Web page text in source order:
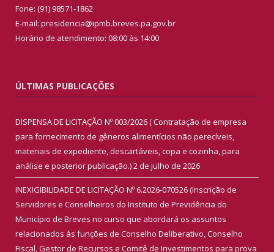
Fone: (91) 98571-1862
E-mail: presidencia@ipmb.breves.pa.gov.br
Horário de atendimento: 08:00 às 14:00
ÚLTIMAS PUBLICAÇÕES
DISPENSA DE LICITAÇÃO Nº 003/2026 ( Contratação de empresa
para fornecimento de gêneros alimentícios não perecíveis,
materiais de expediente, descartáveis, copa e cozinha, para
análise e posterior publicação.)2 de julho de 2026
INEXIGIBILIDADE DE LICITAÇÃO Nº 6.2026-070526 (Inscrição de
Servidores e Conselheiros do Instituto de Previdência do
Município de Breves no curso que abordará os assuntos
relacionados às funções de Conselho Deliberativo, Conselho
Fiscal, Gestor de Recursos e Comitê de Investimentos para prova